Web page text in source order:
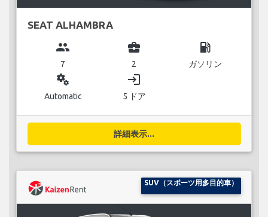
SEAT ALHAMBRA
group
7
business_center
2
local_gas_station
ガソリン
miscellaneous_services
Automatic
login
5 ドア
詳細表示...
SUV（スポーツ用多目的車）